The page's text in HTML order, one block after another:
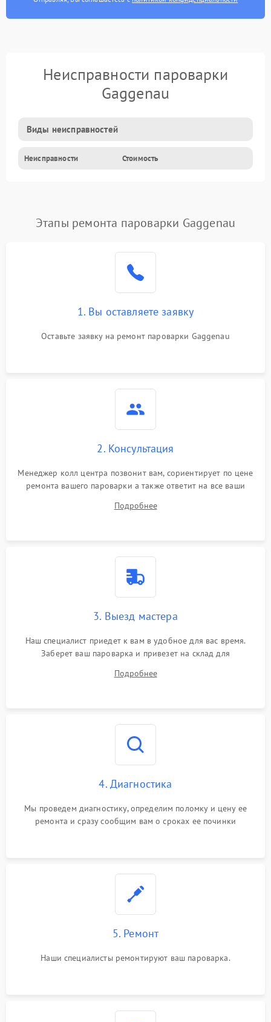
Неисправности пароварки
Gaggenau
Виды неисправностей
Неисправности Стоимость
Этапы ремонта пароварки Gaggenau
1. Вы оставляете заявку
Оставьте заявку на ремонт пароварки Gaggenau
2. Консультация
Менеджер колл центра позвонит вам, сориентирует по цене
ремонта вашего пароварки а также ответит на все ваши
Подробнее
3. Выезд мастера
Наш специалист приедет к вам в удобное для вас время.
Заберет ваш пароварка и привезет на склад для
Подробнее
4. Диагностика
Мы проведем диагностику, определим поломку и цену ее
ремонта и сразу сообщим вам о сроках ее починки
5. Ремонт
Наши специалисты ремонтируют ваш пароварка.